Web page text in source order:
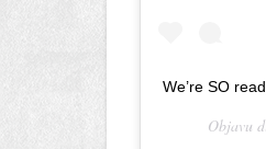
We’re SO
Objavu